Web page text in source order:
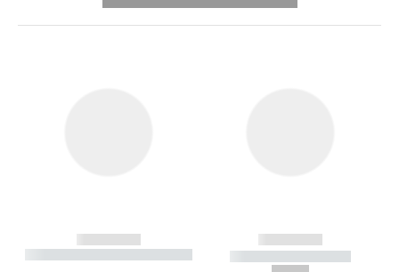
------------
----------- ----------- --------
------------
----------- -----------